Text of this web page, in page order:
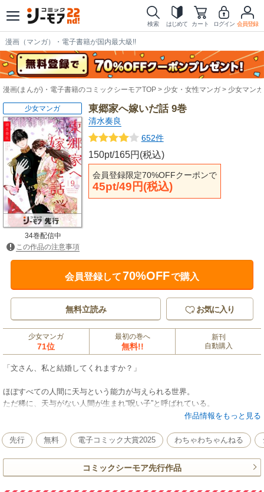
検索 はじめて カート ログイン 会員登録
漫画（マンガ）・電子書籍が国内最大級!!
漫画(まんが)・電子書籍のコミックシーモアTOP 少女・女性マンガ 少女マンガ
東郷家へ嫁いだ話 9巻
清水奏良
652件
150pt/165円(税込)
会員登録限定70%OFFクーポンで
45pt/49円(税込)
少女マンガ
34巻配信中
この作品の注意事項
会員登録して70%OFFで購入
無料立読み お気に入り
少女マンガ
71位
最初の巻へ
無料!!
新刊
自動購入
「文さん、私と結婚してくれますか？」
ほぼすべての人間に天与という能力が与えられる世界。
ただ稀に、天与がない人間が生まれ“呪い子”と呼ばれている。
が、
使用人として松方家に尽くし生きてきた。
強い天与を持つ弟・樹にはこき使われ、家族に虐げられる日々…。
そんなある日、千里眼の一族・東郷家から松方家に縁談の話がくる。
作品情報をもっと見る
先行 無料 電子コミック大賞2025 わちゃわちゃんねる
コミックシーモア先行作品